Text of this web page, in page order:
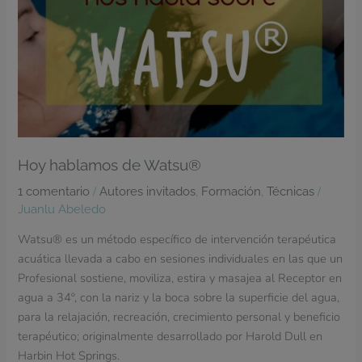
Hoy hablamos de Watsu®
1 comentario /Autores invitados, Formación,Técnicas /
Juanlu Abeledo
Watsu® es un método específico de intervención terapéutica
acuática llevada a cabo en sesiones individuales en las que un
Profesional sostiene, moviliza, estira y masajea al Receptor en
agua a 34º, con la nariz y la boca sobre la superficie del agua,
para la relajación, recreación, crecimiento personal y beneficio
terapéutico; originalmente desarrollado por Harold Dull en
Harbin Hot Springs.